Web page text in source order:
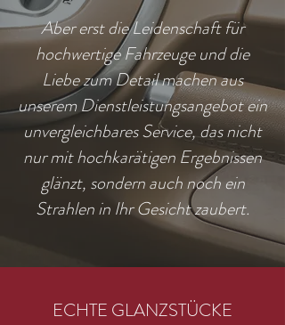
Aber erst die Leidenschaft für
hochwertige Fahrzeuge und die
Liebe zum Detail machen aus
unserem Dienstleistungsangebot ein
unvergleichbares Service, das nicht
nur mit hochkarätigen Ergebnissen
glänzt, sondern auch noch ein
Strahlen in Ihr Gesicht zaubert.
ECHTE GLANZSTÜCKE